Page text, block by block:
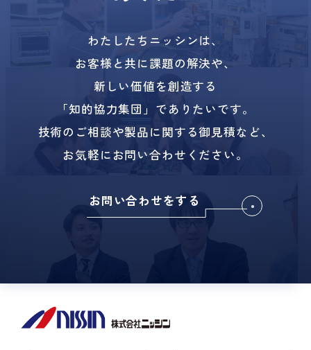
わたしたちニッシンは、
お客様と共に課題の解決や、
新しい価値を創造する
「知的協力集団」でありたいです。
技術のご相談や製品に関する御見積など、
お気軽にお問い合わせください。
お問い合わせをする